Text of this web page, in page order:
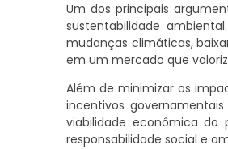
Um dos principais
sustentabilidade
mudanças climáticas,
em um mercado que
Além de minimizar os
incentivos
viabilidade econômica
responsabilidade social e